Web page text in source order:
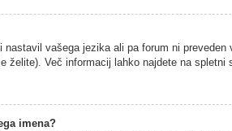
vašega jezika ali pa forum ni
želite). Več informacij lahko najdete na spletni
imena?